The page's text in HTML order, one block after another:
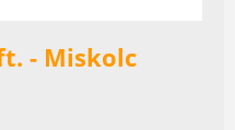
- Miskolc